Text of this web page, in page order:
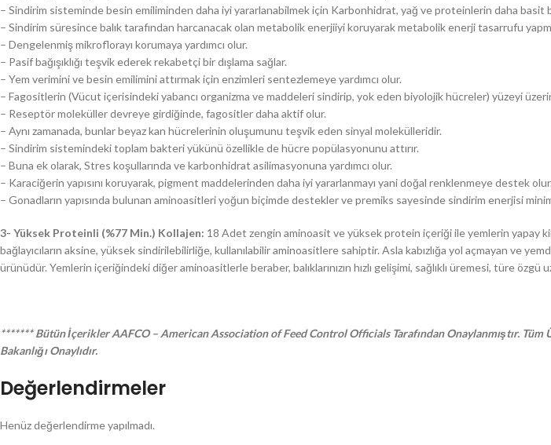
– Sindirim sisteminde besin emiliminden daha iyi yararlanabilmek için Karbonhidrat, yağ ve proteinlerin daha basit
– Sindirim süresince balık tarafından harcanacak olan metabolik enerjiiyi koruyarak metabolik enerji tasarrufu
– Dengelenmiş mikroflorayı korumaya yardımcı olur.
– Pasif bağışıklığı teşvik ederek rekabetçi bir dışlama sağlar.
– Yem verimini ve besin emilimini attırmak için enzimleri sentezlemeye yardımcı olur.
– Fagositlerin (Vücut içerisindeki yabancı organizma ve maddeleri sindirip, yok eden biyolojik hücreler) yüzeyi
– Reseptör moleküller devreye girdiğinde, fagositler daha aktif olur.
– Aynı zamanada, bunlar beyaz kan hücrelerinin oluşumunu teşvik eden sinyal molekülleridir.
– Sindirim sistemindeki toplam bakteri yükünü özellikle de hücre popülasyonunu attırır.
– Buna ek olarak, Stres koşullarında ve karbonhidrat asilimasyonuna yardımcı olur.
– Karaciğerin yapısını koruyarak, pigment maddelerinden daha iyi yararlanmayı yani doğal renklenmeye destek olur.
– Gonadların yapısında bulunan aminoasitleri yoğun biçimde destekler ve premiks sayesinde sindirim enerjisi
3- Yüksek Proteinli (%77 Min.) Kollajen: 18 Adet zengin aminoasit ve yüksek protein içeriği ile yemlerin yapay
bağlayıcıların aksine, yüksek sindirilebilirliğe, kullanılabilir aminoasitlere sahiptir. Asla kabızlığa yol açmayan ve
ürünüdür. Yemlerin içeriğindeki diğer aminoasitlerle beraber, balıklarınızın hızlı gelişimi, sağlıklı üremesi, türe
******* Bütün İçerikler AAFCO – American Association of Feed Control Officials Tarafından Onaylanmıştır. Tüm
Bakanlığı Onaylıdır.
Değerlendirmeler
Henüz değerlendirme yapılmadı.